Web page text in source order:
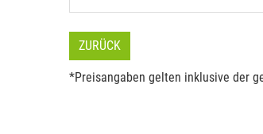
ZURÜCK
*Preisangaben gelten inklusive der